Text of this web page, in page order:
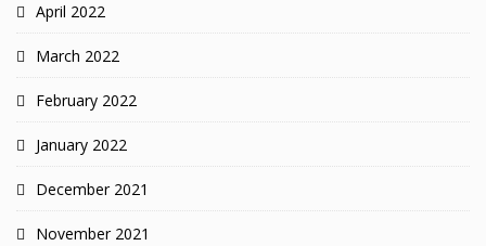
April 2022
March 2022
February 2022
January 2022
December 2021
November 2021